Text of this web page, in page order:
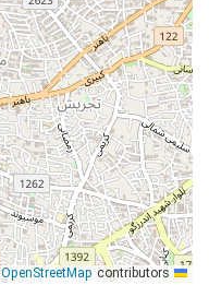
OpenStreetMap contributors